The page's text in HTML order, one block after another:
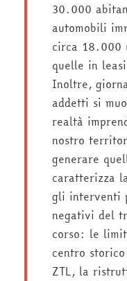
30.000
automobili
circa 18.000
quelle in
Inoltre,
addetti si
realtà
nostro
generare
caratterizza
gli interventi
negativi del
corso: le
centro
ZTL, la